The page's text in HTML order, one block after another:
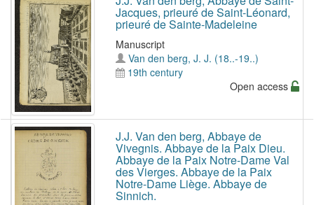
Jacques, prieuré de Saint-Léonard,
prieuré de Sainte-Madeleine
Manuscript
Van den berg, J. J. (18..-19..)
19th century
Open access
J.J. Van den berg, Abbaye de
Vivegnis. Abbaye de la Paix Dieu.
Abbaye de la Paix Notre-Dame Val
des Vierges. Abbaye de la Paix
Notre-Dame Liège. Abbaye de
Sinnich.